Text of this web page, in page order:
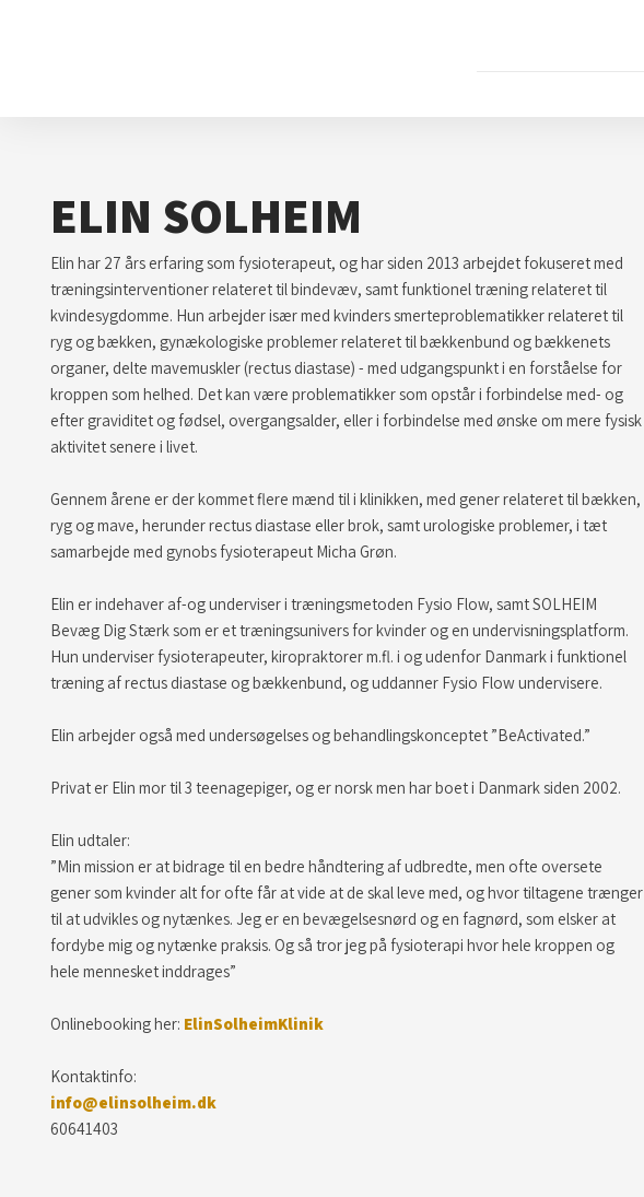
ELIN SOLHEIM
​Elin har 27 års erfaring som fysioterapeut, og har siden 2013 arbejdet fokuseret med
træningsinterventioner relateret til bindevæv, samt funktionel træning relateret til
kvindesygdomme. Hun arbejder især med kvinders smerteproblematikker relateret til
ryg og bækken, gynækologiske problemer relateret til bækkenbund og bækkenets
organer, delte mavemuskler (rectus diastase) - med udgangspunkt i en forståelse for
kroppen som helhed. Det kan være problematikker som opstår i forbindelse med- og
efter graviditet og fødsel, overgangsalder, eller i forbindelse med ønske om mere fysisk
aktivitet senere i livet.
Gennem årene er der kommet flere mænd til i klinikken, med gener relateret til bækken,
ryg og mave, herunder rectus diastase eller brok, samt urologiske problemer, i tæt
samarbejde med gynobs fysioterapeut Micha Grøn.​
Elin er indehaver af-og underviser i træningsmetoden Fysio Flow, samt SOLHEIM
Bevæg Dig Stærk som er et træningsunivers for kvinder og en undervisningsplatform.
Hun underviser fysioterapeuter, kiropraktorer m.fl. i og udenfor Danmark i funktionel
træning af rectus diastase og bækkenbund, og uddanner Fysio Flow undervisere.​
Elin arbejder også med undersøgelses og behandlingskonceptet ”BeActivated.”​
Privat er Elin mor til 3 teenagepiger, og er norsk men har boet i Danmark siden 2002.​
Elin udtaler:​
”Min mission er at bidrage til en bedre håndtering af udbredte, men ofte oversete
gener som kvinder alt for ofte får at vide at de skal leve med, og hvor tiltagene trænger
til at udvikles og nytænkes. Jeg er en bevægelsesnørd og en fagnørd, som elsker at
fordybe mig og nytænke praksis. Og så tror jeg på fysioterapi hvor hele kroppen og
hele mennesket inddrages”
​Onlinebooking her: ElinSolheimKlinik
Kontaktinfo:​
info@elinsolheim.dk
60641403